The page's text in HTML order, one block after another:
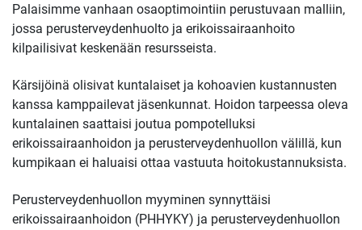
Palaisimme vanhaan osaoptimointiin perustuvaan malliin,
jossa perusterveydenhuolto ja erikoissairaanhoito
kilpailisivat keskenään resursseista.
Kärsijöinä olisivat kuntalaiset ja kohoavien kustannusten
kanssa kamppailevat jäsenkunnat. Hoidon tarpeessa oleva
kuntalainen saattaisi joutua pompotelluksi
erikoissairaanhoidon ja perusterveydenhuollon välillä, kun
kumpikaan ei haluaisi ottaa vastuuta hoitokustannuksista.
Perusterveydenhuollon myyminen synnyttäisi
erikoissairaanhoidon (PHHYKY) ja perusterveydenhuollon